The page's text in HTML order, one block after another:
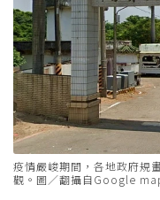
疫情嚴峻期間，各地政府規
觀。圖／翻攝自Google